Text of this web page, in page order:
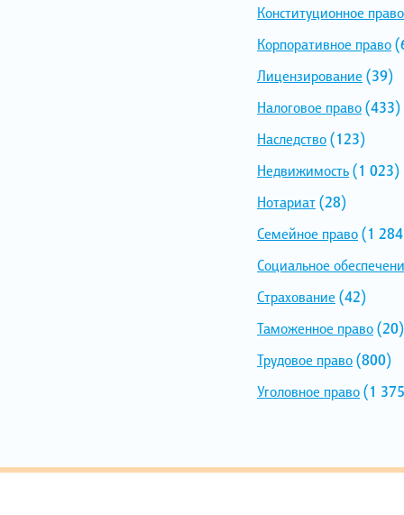
Конституционное право
Корпоративное право
Лицензирование (39)
Налоговое право(433)
Наследство(123)
Недвижимость(1 023)
Нотариат(28)
Семейное право(1
Социальное
Страхование (42)
Таможенное право(20)
Трудовое право(800)
Уголовное право(1